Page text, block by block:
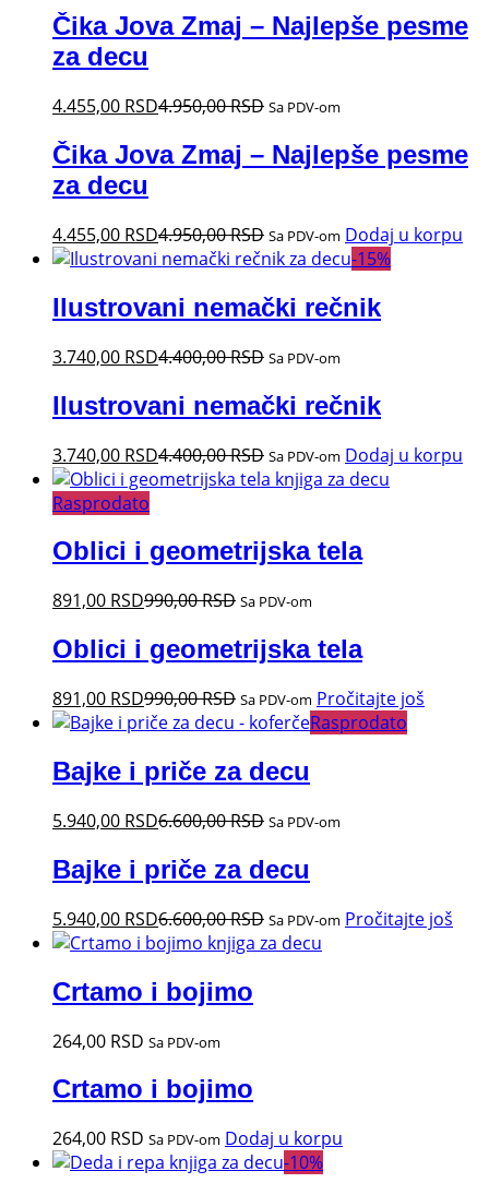
Čika Jova Zmaj – Najlepše pesme
za decu
4.455,00 RSD4.950,00RSD Sa PDV-om
Čika Jova Zmaj – Najlepše pesme
za decu
4.455,00 RSD4.950,00RSD Sa PDV-om Dodaj u korpu
-15%
Ilustrovani nemački rečnik
3.740,00 RSD4.400,00RSD Sa PDV-om
Ilustrovani nemački rečnik
3.740,00 RSD4.400,00RSD Sa PDV-om Dodaj u korpu
Rasprodato
Oblici i geometrijska tela
891,00 RSD990,00RSD Sa PDV-om
Oblici i geometrijska tela
891,00 RSD990,00RSD Sa PDV-om Pročitajte još
Rasprodato
Bajke i priče za decu
5.940,00 RSD6.600,00RSD Sa PDV-om
Bajke i priče za decu
5.940,00 RSD6.600,00RSD Sa PDV-om Pročitajte još
Crtamo i bojimo
264,00 RSD Sa PDV-om
Crtamo i bojimo
264,00 RSD Sa PDV-om Dodaj u korpu
-10%